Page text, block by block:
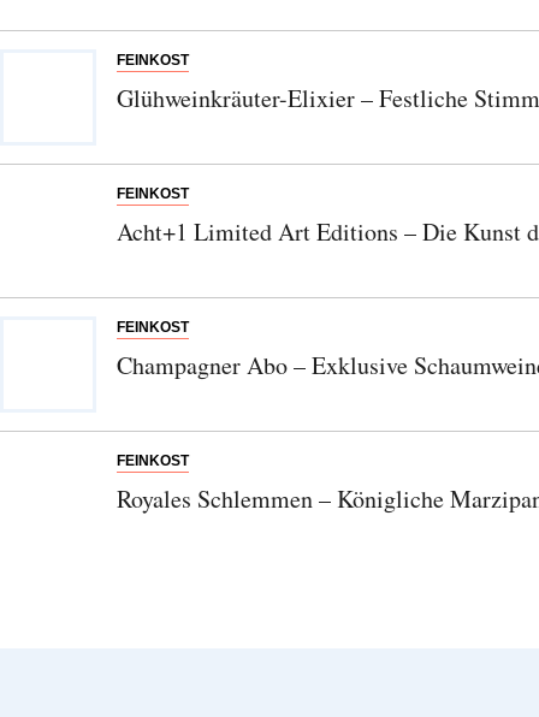
FEINKOST
Glühweinkräuter-Elixier – Festliche
FEINKOST
Acht+1 Limited Art Editions – Die Kunst
FEINKOST
Champagner Abo – Exklusive
FEINKOST
Royales Schlemmen – Königliche